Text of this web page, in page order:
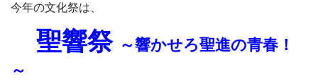
ッ
今年の文化祭は、
聖響祭 ～響かせろ聖進の青春！
～